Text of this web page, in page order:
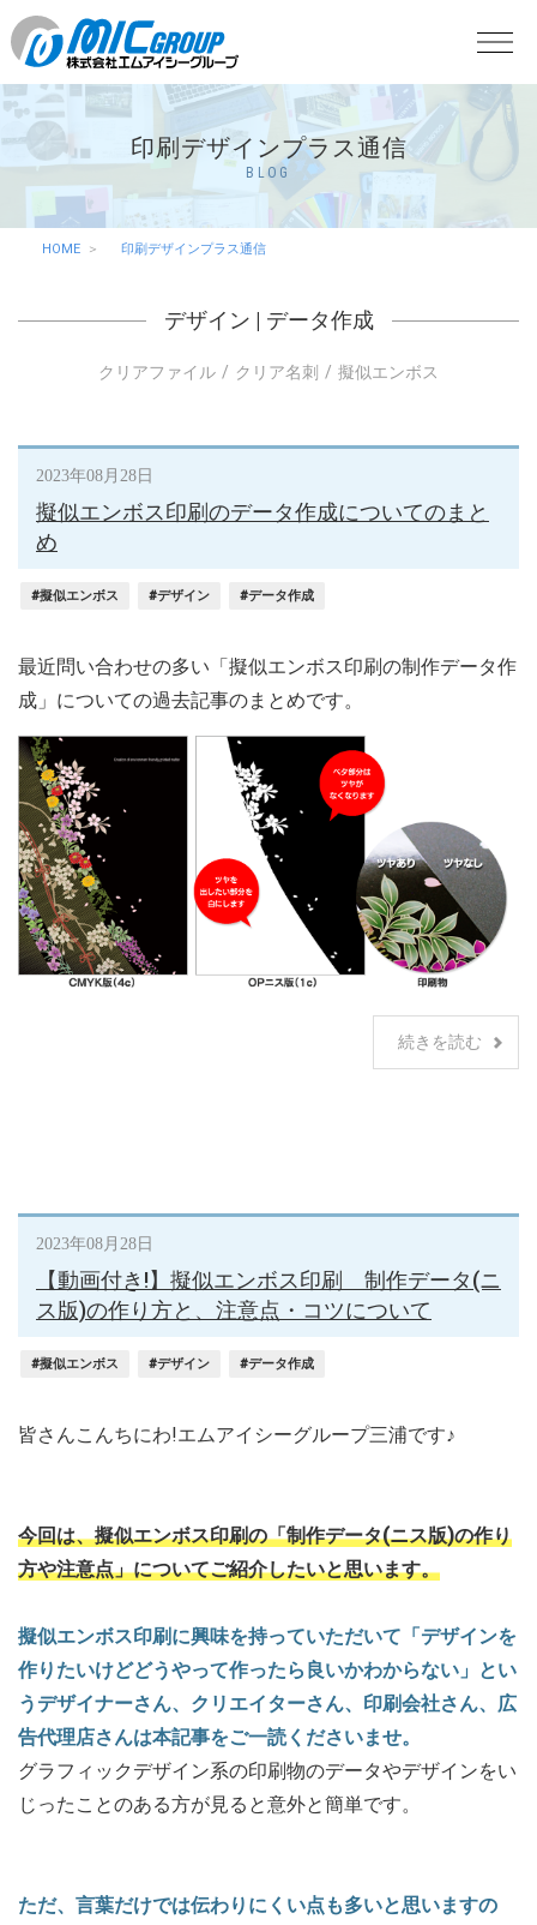
印刷デザインプラス通信
BLOG
HOME 印刷デザインプラス通信
デザイン | データ作成
クリアファイル クリア名刺 擬似エンボス
2023年08月28日
擬似エンボス印刷のデータ作成についてのまと
め
#擬似エンボス #デザイン #データ作成
最近問い合わせの多い「擬似エンボス印刷の制作データ作
成」についての過去記事のまとめです。
続きを読む
2023年08月28日
【動画付き!】擬似エンボス印刷 制作データ(ニ
ス版)の作り方と、注意点・コツについて
#擬似エンボス #デザイン #データ作成
皆さんこんちにわ!エムアイシーグループ三浦です♪
今回は、擬似エンボス印刷の「制作データ(ニス版)の作り
方や注意点」についてご紹介したいと思います。
擬似エンボス印刷に興味を持っていただいて「デザインを
作りたいけどどうやって作ったら良いかわからない」とい
うデザイナーさん、クリエイターさん、印刷会社さん、広
告代理店さんは本記事をご一読くださいませ。
グラフィックデザイン系の印刷物のデータやデザインをい
じったことのある方が見ると意外と簡単です。
ただ、言葉だけでは伝わりにくい点も多いと思いますの